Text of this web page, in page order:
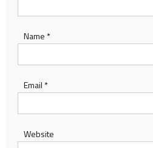
Name *
Email *
Website